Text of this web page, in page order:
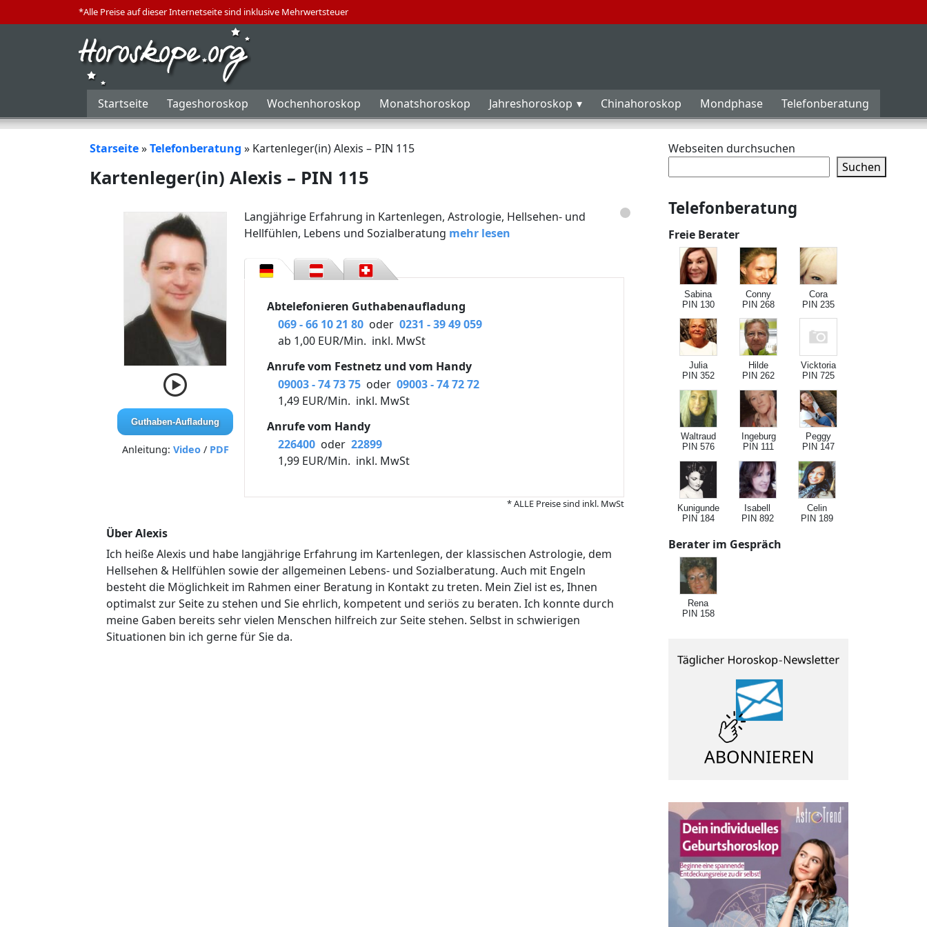
*Alle Preise auf dieser Internetseite sind inklusive Mehrwertsteuer
Startseite Tageshoroskop Wochenhoroskop Monatshoroskop Jahreshoroskop Chinahoroskop Mondphase Telefonberatung
Starseite»Telefonberatung » Kartenleger(in) Alexis – PIN 115
Kartenleger(in) Alexis – PIN 115
Guthaben-Aufladung
Anleitung: Video / PDF
Langjährige Erfahrung in Kartenlegen, Astrologie, Hellsehen- und
Hellfühlen, Lebens und Sozialberatung mehr lesen
Abtelefonieren Guthabenaufladung
069 - 66 10 21 80 oder 0231 - 39 49 059
ab 1,00 EUR/Min. inkl. MwSt
Anrufe vom Festnetz und vom Handy
09003 - 74 73 75 oder 09003 - 74 72 72
1,49 EUR/Min. inkl. MwSt
Anrufe vom Handy
226400 oder 22899
1,99 EUR/Min. inkl. MwSt
* ALLE Preise sind inkl. MwSt
Über Alexis
Ich heiße Alexis und habe langjährige Erfahrung im Kartenlegen, der klassischen Astrologie, dem
Hellsehen & Hellfühlen sowie der allgemeinen Lebens- und Sozialberatung. Auch mit Engeln
besteht die Möglichkeit im Rahmen einer Beratung in Kontakt zu treten. Mein Ziel ist es, Ihnen
optimalst zur Seite zu stehen und Sie ehrlich, kompetent und seriös zu beraten. Ich konnte durch
meine Gaben bereits sehr vielen Menschen hilfreich zur Seite stehen. Selbst in schwierigen
Situationen bin ich gerne für Sie da.
Webseiten durchsuchen
Suchen
Telefonberatung
Freie Berater
Sabina
PIN 130
Conny
PIN 268
Cora
PIN 235
Julia
PIN 352
Hilde
PIN 262
Vicktoria
PIN 725
Waltraud
PIN 576
Ingeburg
PIN 111
Peggy
PIN 147
Kunigunde
PIN 184
Isabell
PIN 892
Celin
PIN 189
Berater im Gespräch
Rena
PIN 158